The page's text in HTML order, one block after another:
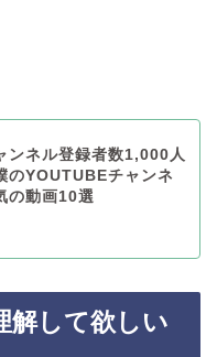
ンネル登録者数1,000人
のYOUTUBEチャンネ
の動画10選
解して欲しい